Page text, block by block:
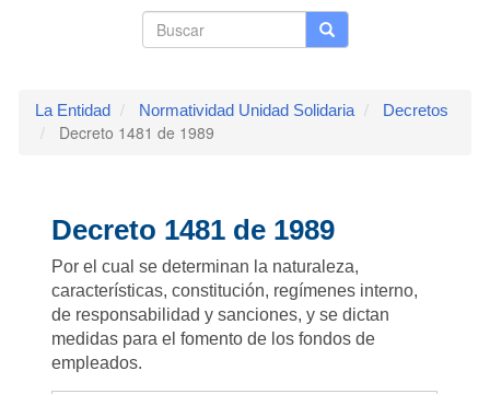
Buscar Buscar
La Entidad Normatividad Unidad Solidaria Decretos
Decreto 1481 de 1989
Decreto 1481 de 1989
Por el cual se determinan la naturaleza,
características, constitución, regímenes interno,
de responsabilidad y sanciones, y se dictan
medidas para el fomento de los fondos de
empleados.